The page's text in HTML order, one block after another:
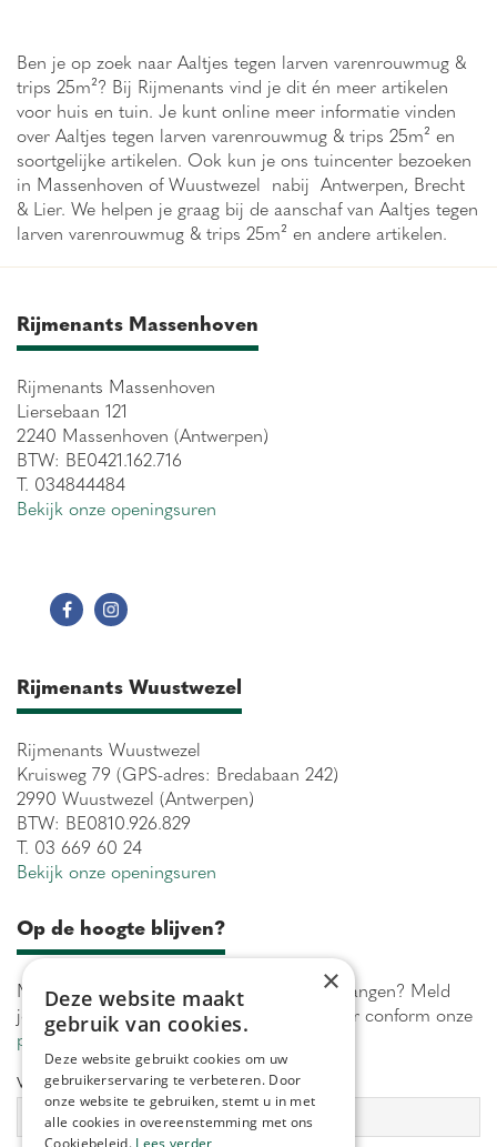
Ben je op zoek naar Aaltjes tegen larven varenrouwmug &
trips 25m²? Bij Rijmenants vind je dit én meer artikelen
voor huis en tuin. Je kunt online meer informatie vinden
over Aaltjes tegen larven varenrouwmug & trips 25m² en
soortgelijke artikelen. Ook kun je ons tuincenter bezoeken
in Massenhoven of Wuustwezel nabij Antwerpen, Brecht
& Lier. We helpen je graag bij de aanschaf van Aaltjes tegen
larven varenrouwmug & trips 25m² en andere artikelen.
Rijmenants Massenhoven
Rijmenants Massenhoven
Liersebaan 121
2240 Massenhoven (Antwerpen)
BTW: BE0421.162.716
T. 034844484
Bekijk onze openingsuren
Rijmenants Wuustwezel
Rijmenants Wuustwezel
Kruisweg 79 (GPS-adres: Bredabaan 242)
2990 Wuustwezel (Antwerpen)
BTW: BE0810.926.829
T. 03 669 60 24
Bekijk onze openingsuren
Op de hoogte blijven?
Maximaal 1 keer per week onze acties ontvangen? Meld
je aan! Wij verwerken jouw gegevens secuur conform onze
privacy policy.
Voornaam: Achternaam:
×
Deze website maakt
gebruik van cookies.
Deze website gebruikt cookies om uw
gebruikerservaring te verbeteren. Door
onze website te gebruiken, stemt u in met
alle cookies in overeenstemming met ons
Cookiebeleid. Lees verder